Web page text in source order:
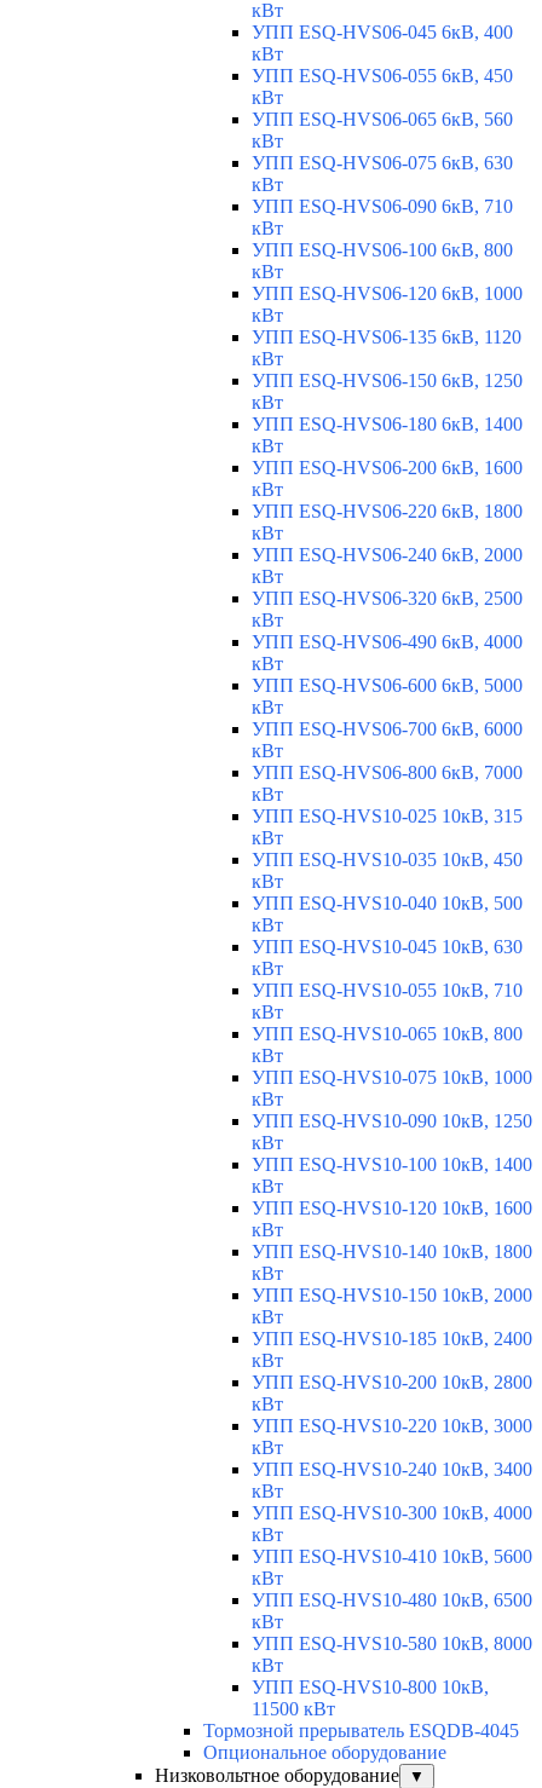
кВт
УПП ESQ-HVS06-045 6кВ, 400
кВт
УПП ESQ-HVS06-055 6кВ, 450
кВт
УПП ESQ-HVS06-065 6кВ, 560
кВт
УПП ESQ-HVS06-075 6кВ, 630
кВт
УПП ESQ-HVS06-090 6кВ, 710
кВт
УПП ESQ-HVS06-100 6кВ, 800
кВт
УПП ESQ-HVS06-120 6кВ, 1000
кВт
УПП ESQ-HVS06-135 6кВ, 1120
кВт
УПП ESQ-HVS06-150 6кВ, 1250
кВт
УПП ESQ-HVS06-180 6кВ, 1400
кВт
УПП ESQ-HVS06-200 6кВ, 1600
кВт
УПП ESQ-HVS06-220 6кВ, 1800
кВт
УПП ESQ-HVS06-240 6кВ, 2000
кВт
УПП ESQ-HVS06-320 6кВ, 2500
кВт
УПП ESQ-HVS06-490 6кВ, 4000
кВт
УПП ESQ-HVS06-600 6кВ, 5000
кВт
УПП ESQ-HVS06-700 6кВ, 6000
кВт
УПП ESQ-HVS06-800 6кВ, 7000
кВт
УПП ESQ-HVS10-025 10кВ, 315
кВт
УПП ESQ-HVS10-035 10кВ, 450
кВт
УПП ESQ-HVS10-040 10кВ, 500
кВт
УПП ESQ-HVS10-045 10кВ, 630
кВт
УПП ESQ-HVS10-055 10кВ, 710
кВт
УПП ESQ-HVS10-065 10кВ, 800
кВт
УПП ESQ-HVS10-075 10кВ, 1000
кВт
УПП ESQ-HVS10-090 10кВ, 1250
кВт
УПП ESQ-HVS10-100 10кВ, 1400
кВт
УПП ESQ-HVS10-120 10кВ, 1600
кВт
УПП ESQ-HVS10-140 10кВ, 1800
кВт
УПП ESQ-HVS10-150 10кВ, 2000
кВт
УПП ESQ-HVS10-185 10кВ, 2400
кВт
УПП ESQ-HVS10-200 10кВ, 2800
кВт
УПП ESQ-HVS10-220 10кВ, 3000
кВт
УПП ESQ-HVS10-240 10кВ, 3400
кВт
УПП ESQ-HVS10-300 10кВ, 4000
кВт
УПП ESQ-HVS10-410 10кВ, 5600
кВт
УПП ESQ-HVS10-480 10кВ, 6500
кВт
УПП ESQ-HVS10-580 10кВ, 8000
кВт
УПП ESQ-HVS10-800 10кВ,
11500 кВт
Тормозной прерыватель ESQDB-4045
Опциональное оборудование
Низковольтное оборудование
▼